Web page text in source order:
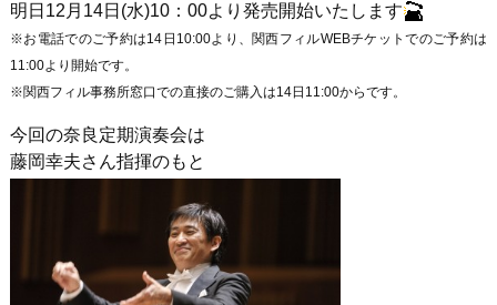
明日12 月 14日 (水)10： 00より発売開始いたします
※お電話でのご予約は14日10:00より、関西フィルWEBチケットでのご予約は
11:00より開始です。
※関西フィル事務所窓口での直接のご購入は14日11:00からです。
今回の奈良定期演奏会は
藤岡幸夫さん指揮のもと